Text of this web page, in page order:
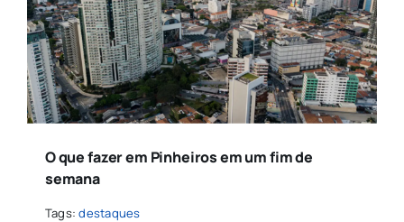
O que fazer em Pinheiros em um fim de
semana
Tags:destaques